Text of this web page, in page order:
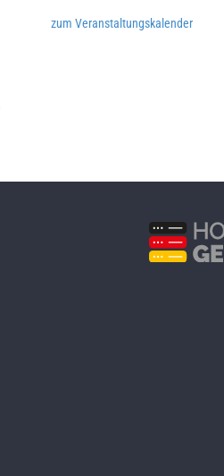
zum Veranstaltungskalender